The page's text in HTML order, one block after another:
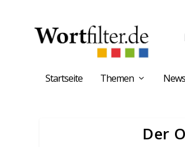
Startseite Themen News
Der